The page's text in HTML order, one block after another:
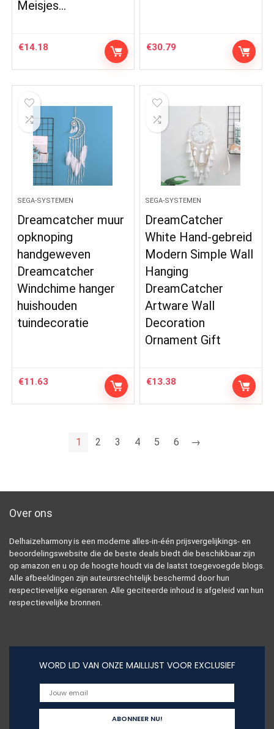
Meisjes…
€14.18 €30.79
SEGA-SYSTEMEN
Dreamcatcher muur
opknoping
handgeweven
Dreamcatcher
Windchime hanger
huishouden
tuindecoratie
€11.63
SEGA-SYSTEMEN
DreamCatcher
White Hand-gebreid
Modern Simple Wall
Hanging
DreamCatcher
Artware Wall
Decoration
Ornament Gift
€13.38
1 2 3 4 5 6 →
Over ons
Delhaizeharmony is een moderne alles-in-één prijsvergelijkings- en
beoordelingswebsite die de beste deals biedt die beschikbaar zijn
op amazon en u op de hoogte houdt via de laatst toegevoegde blogs.
Alle afbeeldingen zijn auteursrechtelijk beschermd door hun
respectievelijke eigenaren. Alle geciteerde inhoud is afgeleid van hun
respectievelijke bronnen.
WORD LID VAN ONZE MAILLIJST VOOR EXCLUSIEF